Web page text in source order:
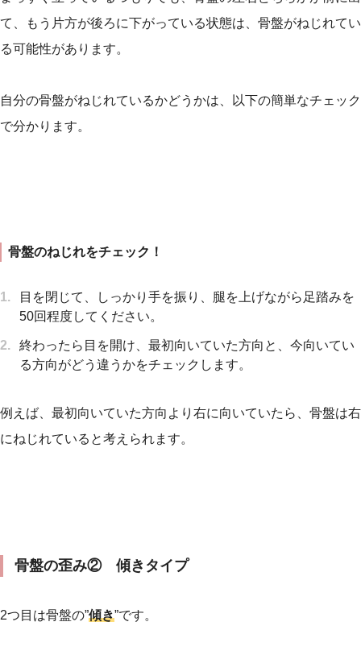
て、もう片方が後ろに下がっている状態は、骨盤がねじれてい
る可能性があります。
自分の骨盤がねじれているかどうかは、以下の簡単なチェック
で分かります。
骨盤のねじれをチェック！
目を閉じて、しっかり手を振り、腿を上げながら足踏みを
50回程度してください。
終わったら目を開け、最初向いていた方向と、今向いてい
る方向がどう違うかをチェックします。
例えば、最初向いていた方向より右に向いていたら、骨盤は右
にねじれていると考えられます。
骨盤の歪み② 傾きタイプ
2つ目は骨盤の”傾き”です。